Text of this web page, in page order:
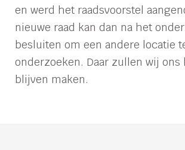
en werd het raadsvoorstel
nieuwe raad kan dan na het
besluiten om een andere locatie
onderzoeken. Daar zullen wij ons
blijven maken.